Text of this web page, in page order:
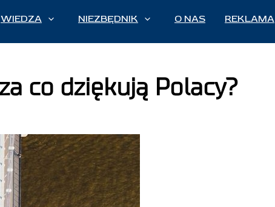
WIEDZA NIEZBĘDNIK O NAS REKLAMA
co dziękują Polacy?